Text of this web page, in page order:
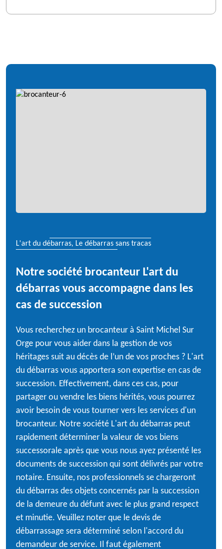
L'art du débarras, Le débarras sans tracas
Notre société brocanteur L'art du
débarras vous accompagne dans les
cas de succession
Vous recherchez un brocanteur à Saint Michel Sur
Orge pour vous aider dans la gestion de vos
héritages suit au décès de l’un de vos proches ? L'art
du débarras vous apportera son expertise en cas de
succession. Effectivement, dans ces cas, pour
partager ou vendre les biens hérités, vous pourrez
avoir besoin de vous tourner vers les services d'un
brocanteur. Notre société L'art du débarras peut
rapidement déterminer la valeur de vos biens
successorale après que vous nous ayez présenté les
documents de succession qui sont délivrés par votre
notaire. Ensuite, nos professionnels se chargeront
du débarras des objets concernés par la succession
de la demeure du défunt avec le plus grand respect
et minutie. Veuillez noter que le devis de
débarrassage sera déterminé selon l'accord du
demandeur de service. Il faut également